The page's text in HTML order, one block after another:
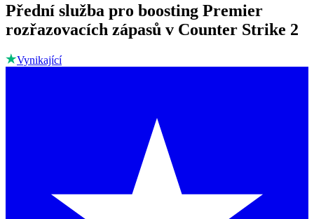
Přední služba pro boosting Premier
rozřazovacích zápasů v Counter Strike 2
Vynikající